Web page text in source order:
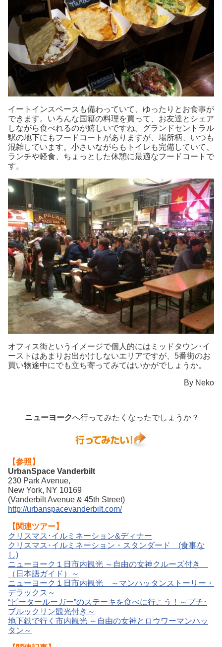
イートインスペースも備わっていて、ゆったりとお食事が
できます。いろんな国籍の料理を買って、お友達とシェア
しながら食べれるのが嬉しいですね。グランドセントラル
駅の地下にもフードコートがありますが、場所柄、いつも
混雑しています。小さいながらもトイレも完備していて、
ランチや軽食、ちょっとした休憩に最適なフードコートで
す。
オフィス街というイメージで個人的にはミッドタウン･イ
ーストはあまりお出かけしないエリアですが、5番街のお
買い物途中にでも立ち寄ってみてはいかがでしょうか。
By Neko
ニューヨークへ行ってみたくなったでしょうか？
【参照】
UrbanSpace Vanderbilt
230 Park Avenue,
New York, NY 10169
(Vanderbilt Avenue & 45th Street)
http://urbanspacevanderbilt.com/
【関連ツアー】
クリスマス･イルミネーション&ディナー
クリスマス･イルミネーション・スタンダード (食事な
し)
ニューヨーク１日市内観光 ～自由の女神クルーズ付き
（日本語ガイド）～
ニューヨーク１日市内観光 ～マンハッタンストーリー・
デラックス～
“ピータールーガー”のステーキを食べに行こう！～プチ･
ブルックリン観光付き～
地下鉄で行く市内観光 ～自由の女神とロウワーマンハッ
タン～